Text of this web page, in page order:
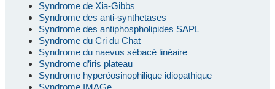
Syndrome de Xia-Gibbs
Syndrome des anti-synthetases
Syndrome des antiphospholipides SAPL
Syndrome du Cri du Chat
Syndrome du naevus sébacé linéaire
Syndrome d’iris plateau
Syndrome hyperéosinophilique idiopathique
Syndrome IMAGe